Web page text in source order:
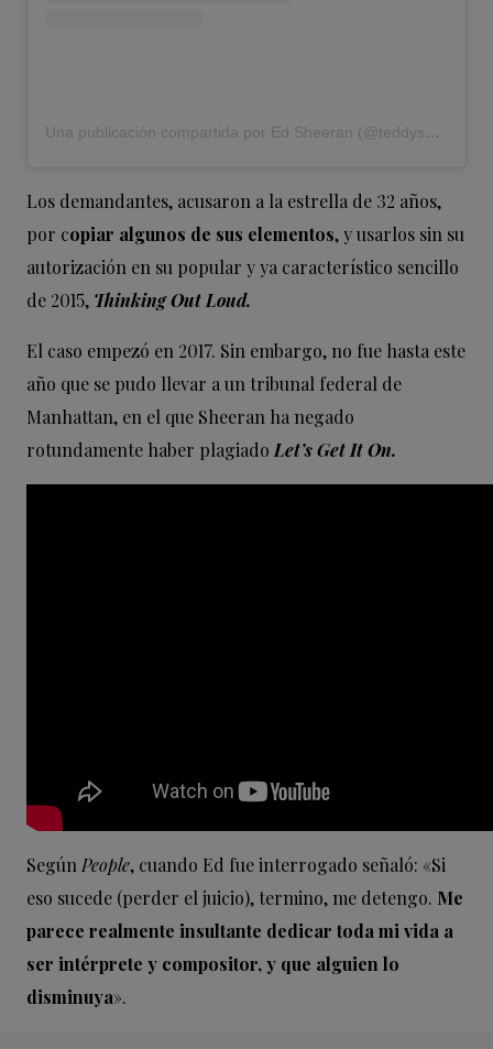
Una publicación compartida por Ed Sheeran (@teddysphotos)
Los demandantes, acusaron a la estrella de 32 años,
por copiar algunos de sus elementos, y usarlos sin su
autorización en su popular y ya característico sencillo
de 2015, Thinking Out Loud.
El caso empezó en 2017. Sin embargo, no fue hasta este
año que se pudo llevar a un tribunal federal de
Manhattan, en el que Sheeran ha negado
rotundamente haber plagiado Let’s Get It On.
Según People, cuando Ed fue interrogado señaló: «Si
eso sucede (perder el juicio), termino, me detengo. Me
parece realmente insultante dedicar toda mi vida a
ser intérprete y compositor, y que alguien lo
disminuya».